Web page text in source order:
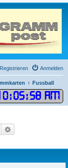
Anmelden
Registrieren
Fussball
:05:58 AM
Suche